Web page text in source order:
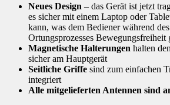
Neues Design – das Gerät ist jetzt
es sicher mit einem Laptop oder
kann, was dem Bediener während
Ortungsprozesses Bewegungsfreiheit
Magnetische Halterungen halten
sicher am Hauptgerät
Seitliche Griffe sind zum einfachen
integriert
Alle mitgelieferten Antennen sind